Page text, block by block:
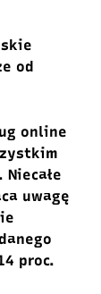
od
online
uwagę
proc.